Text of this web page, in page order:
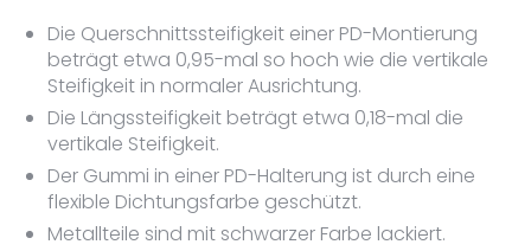
Die Querschnittssteifigkeit einer PD-Montierung
beträgt etwa 0,95-mal so hoch wie die vertikale
Steifigkeit in normaler Ausrichtung.
Die Längssteifigkeit beträgt etwa 0,18-mal die
vertikale Steifigkeit.
Der Gummi in einer PD-Halterung ist durch eine
flexible Dichtungsfarbe geschützt.
Metallteile sind mit schwarzer Farbe lackiert.